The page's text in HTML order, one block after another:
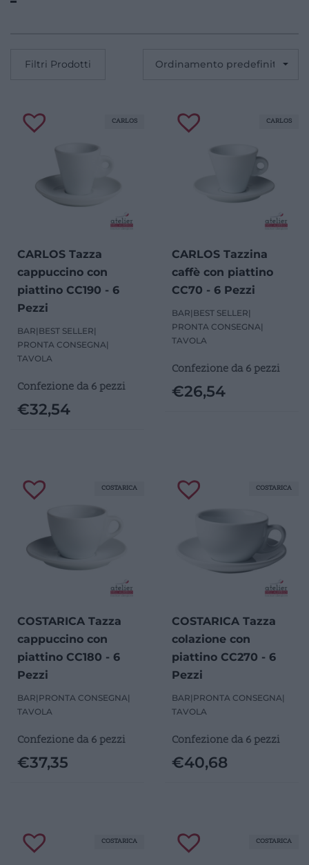
Filtri Prodotti
CARLOS Tazza
cappuccino con
piattino CC190 - 6
Pezzi
BAR| BEST SELLER|
PRONTA CONSEGNA|
TAVOLA
Confezione da 6 pezzi
€32,54
CARLOS
CARLOS Tazzina
caffè con piattino
CC70 - 6 Pezzi
BAR| BEST SELLER|
PRONTA CONSEGNA|
TAVOLA
Confezione da 6 pezzi
€26,54
CARLOS
COSTARICA Tazza
cappuccino con
piattino CC180 - 6
Pezzi
BAR| PRONTA CONSEGNA|
TAVOLA
Confezione da 6 pezzi
€37,35
COSTARICA
COSTARICA Tazza
colazione con
piattino CC270 - 6
Pezzi
BAR| PRONTA CONSEGNA|
TAVOLA
Confezione da 6 pezzi
€40,68
COSTARICA
COSTARICA COSTARICA